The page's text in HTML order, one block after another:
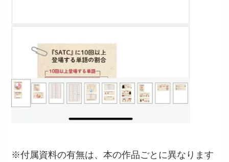
※付属資料の有無は、本の作品ごとに異なります